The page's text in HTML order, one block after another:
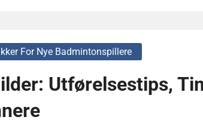
For Nye Badmintonspillere
Utførelsestips,